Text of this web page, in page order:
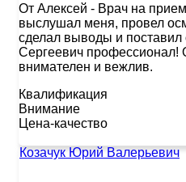
От Алексей - Врач на
выслушал меня, провел
сделал выводы и
Сергеевич профессионал!
внимателен и вежлив.
Квалификация
Внимание
Цена-качество
Козачук Юрий Валерьевич